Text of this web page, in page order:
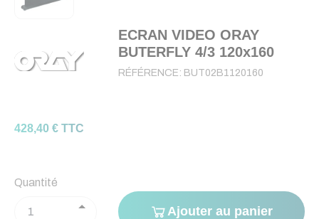
ECRAN VIDEO ORAY
BUTERFLY 4/3 120x160
RÉFÉRENCE: BUT02B1120160
428,40 € TTC
Quantité
Ajouter au panier